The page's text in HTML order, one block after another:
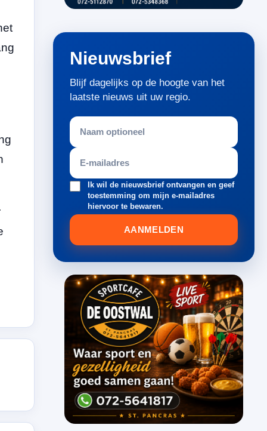
Nieuwsbrief
Blijf dagelijks op de hoogte van het
laatste nieuws uit uw regio.
Ik wil de nieuwsbrief ontvangen en geef
toestemming om mijn e-mailadres
hiervoor te bewaren.
AANMELDEN